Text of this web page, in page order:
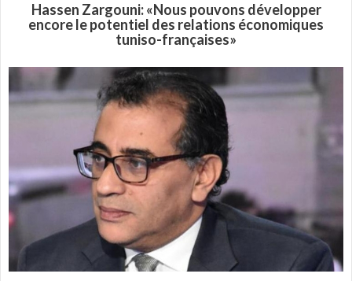
Hassen Zargouni: «Nous pouvons développer
encore le potentiel des relations économiques
tuniso-françaises»